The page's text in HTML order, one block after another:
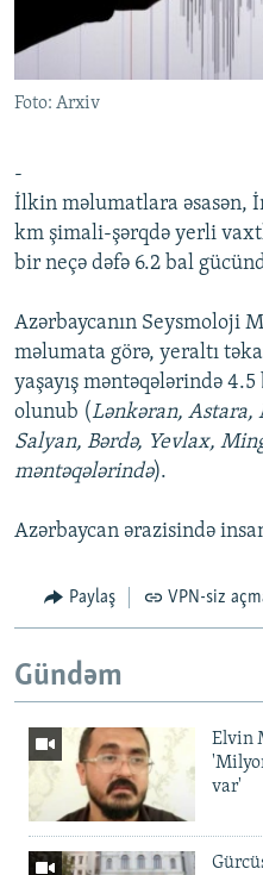
İNFOQRAFIKA
AZƏRBAYCAN ƏDƏBIYYATI
İSLAM VƏ DEMOKRATIYA
İZ - MƏDƏNIYYƏT PROQRAMI
MISSIYAMIZ
PEŞƏ ETIKASI VƏ JURNALISTIKA
MATERIALLARIMIZDAN ISTIFADƏ
BIZIMLƏ ƏLAQƏ
XƏBƏR BÜLLETENLƏRIMIZ
BIZI IZLƏ
Foto: Arxiv
-
İlkin məlumatlara əsasən,
km şimali-şərqdə yerli
bir neçə dəfə 6.2 bal
Azərbaycanın Seysmoloji
məlumata görə, yeraltı
yaşayış məntəqələrində
olunub (Lənkəran, Astara,
Salyan, Bərdə, Yevlax,
məntəqələrində).
Azərbaycan ərazisində
Paylaş VPN-siz
Gündəm
Elvin
var'